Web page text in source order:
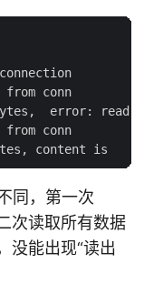
conn
error: read
conn
同，第一次
次读取所有数据
没能出现“读出